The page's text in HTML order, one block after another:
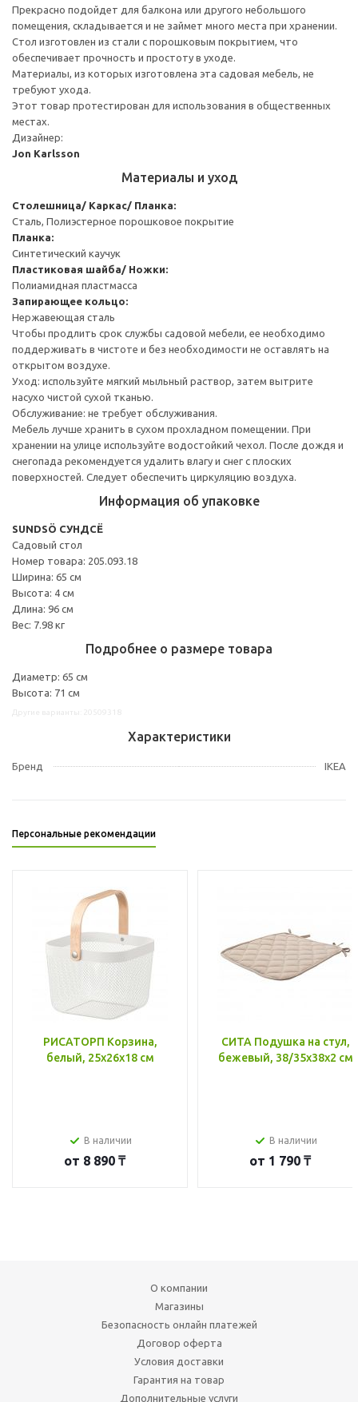
Прекрасно подойдет для балкона или другого небольшого
помещения, складывается и не займет много места при хранении.
Стол изготовлен из стали с порошковым покрытием, что
обеспечивает прочность и простоту в уходе.
Материалы, из которых изготовлена эта садовая мебель, не
требуют ухода.
Этот товар протестирован для использования в общественных
местах.
Дизайнер:
Jon Karlsson
Материалы и уход
Столешница/ Каркас/ Планка:
Сталь, Полиэстерное порошковое покрытие
Планка:
Синтетический каучук
Пластиковая шайба/ Ножки:
Полиамидная пластмасса
Запирающее кольцо:
Нержавеющая сталь
Чтобы продлить срок службы садовой мебели, ее необходимо
поддерживать в чистоте и без необходимости не оставлять на
открытом воздухе.
Уход: используйте мягкий мыльный раствор, затем вытрите
насухо чистой сухой тканью.
Обслуживание: не требует обслуживания.
Мебель лучше хранить в сухом прохладном помещении. При
хранении на улице используйте водостойкий чехол. После дождя и
снегопада рекомендуется удалить влагу и снег с плоских
поверхностей. Следует обеспечить циркуляцию воздуха.
Информация об упаковке
SUNDSÖ СУНДСЁ
Садовый стол
Номер товара: 205.093.18
Ширина: 65 см
Высота: 4 см
Длина: 96 см
Вес: 7.98 кг
Подробнее о размере товара
Диаметр: 65 см
Высота: 71 см
Характеристики
Бренд IKEA
Персональные рекомендации
РИСАТОРП Корзина,
белый, 25x26x18 см
В наличии
от 8 890 ₸
СИТА Подушка на стул,
бежевый, 38/35x38x2 см
В наличии
от 1 790 ₸
О компании
Магазины
Безопасность онлайн платежей
Договор оферта
Условия доставки
Гарантия на товар
Дополнительные услуги